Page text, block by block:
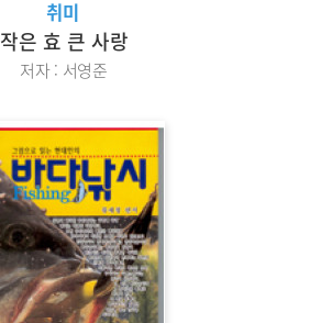
취미
작은 효 큰 사랑
저자 : 서영준